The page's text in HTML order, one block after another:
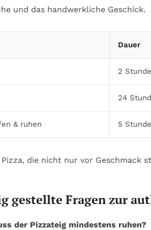
und das handwerkliche Geschick.
Dauer
2
24
& ruhen 5
die nicht nur vor Geschmack
gestellte Fragen zur
der Pizzateig mindestens ruhen?